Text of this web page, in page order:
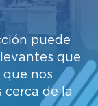
puede
que
que nos
cerca de la